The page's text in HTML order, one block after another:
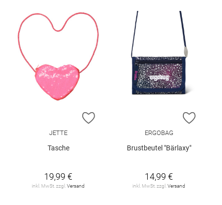
ZUR WUNSCHLISTE HINZUFÜGEN
JETTE
Tasche
19,99 €
inkl. MwSt. zzgl. Versand
ZUR
ERGOBAG
Brustbeutel "Bärlaxy"
14,99 €
inkl. MwSt. zzgl. Versand